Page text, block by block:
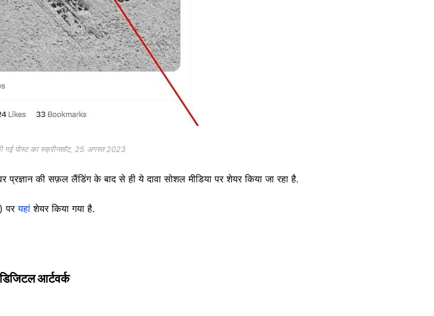
गई पोस्ट का स्क्रीनशॉट, 25 अगस्त 2023
प्रज्ञान की सफ़ल लैंडिंग के बाद से ही ये दावा सोशल मीडिया पर शेयर किया जा रहा है.
परयहांशेयर किया गया है.
डिजिटल आर्टवर्क